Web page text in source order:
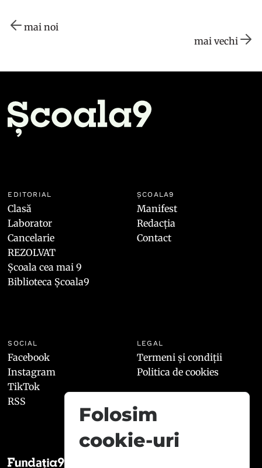
mai noi
mai vechi
EDITORIAL
Clasă
Laborator
Cancelarie
REZOLVAT
Școala cea mai 9
Biblioteca Școala9
ȘCOALA9
Manifest
Redacția
Contact
SOCIAL
Facebook
Instagram
TikTok
RSS
LEGAL
Termeni și condiții
Politica de cookies
Folosim
cookie-uri